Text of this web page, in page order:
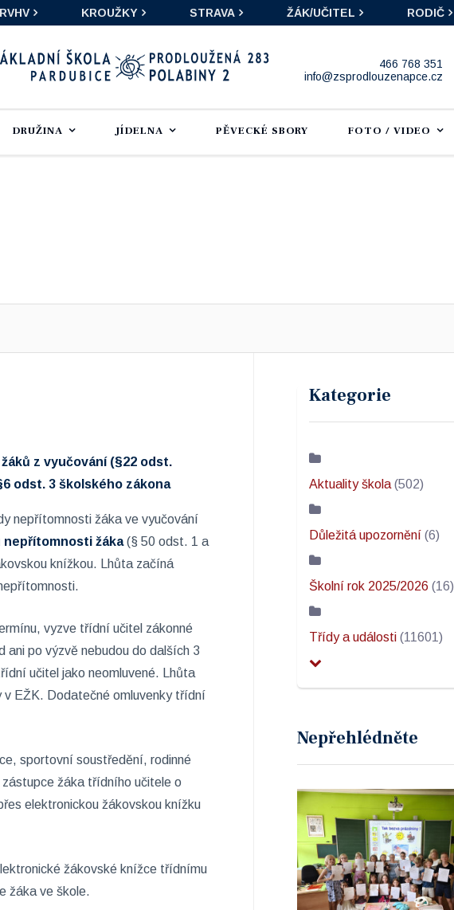
KROUŽKY STRAVA ŽÁK/UČITEL RODIČ
466 768 351
info@zsprodlouzenapce.cz
DRUŽINA JÍDELNA PĚVECKÉ SBORY FOTO / VIDEO
z vyučování (§22 odst.
odst. 3 školského zákona
nepřítomnosti žáka ve vyučování
nepřítomnosti žáka(§ 50 odst. 1 a
knížkou. Lhůta začíná
vyzve třídní učitel zákonné
ani po výzvě nebudou do dalších 3
učitel jako neomluvené. Lhůta
EŽK. Dodatečné omluvenky třídní
sportovní soustředění, rodinné
žáka třídního učitele o
elektronickou žákovskou knížku
žákovské knížce třídnímu
žáka ve škole.
Kategorie
Aktuality škola (502)
Důležitá upozornění (6)
Školní rok 2025/2026 (16)
Třídy a události (11601)
Nepřehlédněte